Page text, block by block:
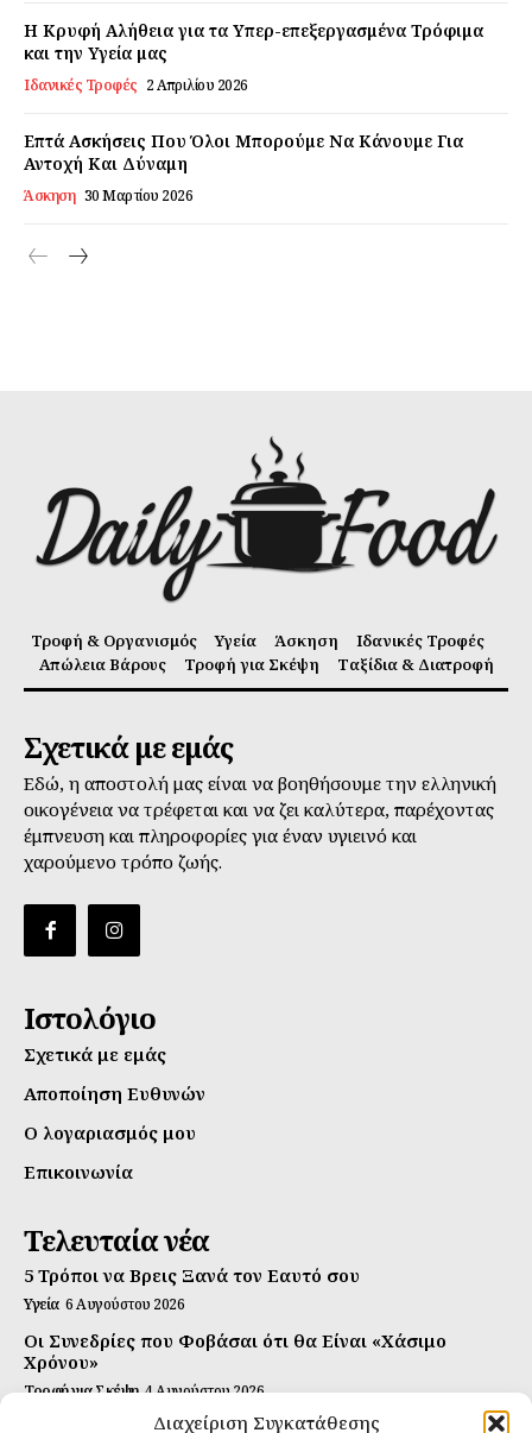
Σχετικά με εμάς
Αποποίηση Ευθυνών
Ο λογαριασμός μου
Επικοινωνία
Διαχείριση Συγκατάθεσης
Η Κρυφή Αλήθεια για τα Υπερ-επεξεργασμένα Τρόφιμα
και την Υγεία μας
Ιδανικές Τροφές 2 Απριλίου 2026
Επτά Ασκήσεις Που Όλοι Μπορούμε Να Κάνουμε Για
Αντοχή Και Δύναμη
Άσκηση 30 Μαρτίου 2026
Τροφή & Οργανισμός Υγεία Άσκηση
Ιδανικές Τροφές
Απώλεια Βάρους
Τροφή για Σκέψη Ταξίδια & Διατροφή
Σχετικά με εμάς
Εδώ, η αποστολή μας είναι να βοηθήσουμε την ελληνική
οικογένεια να τρέφεται και να ζει καλύτερα, παρέχοντας
έμπνευση και πληροφορίες για έναν υγιεινό και
χαρούμενο τρόπο ζωής.
Ιστολόγιο
Σχετικά με εμάς
Αποποίηση Ευθυνών
Ο λογαριασμός μου
Επικοινωνία
Τελευταία νέα
5 Τρόποι να Βρεις Ξανά τον Εαυτό σου
Υγεία 6 Αυγούστου 2026
Οι Συνεδρίες που Φοβάσαι ότι θα Είναι «Χάσιμο
Χρόνου»
Τροφή για Σκέψη 4 Αυγούστου 2026
Αυτή Είναι η Συνταγή για Τέλεια Κομπούτσα